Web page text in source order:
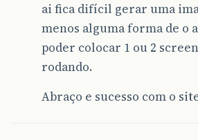
ai fica difícil gerar uma
menos alguma forma de o
poder colocar 1 ou 2
rodando.
Abraço e sucesso com o